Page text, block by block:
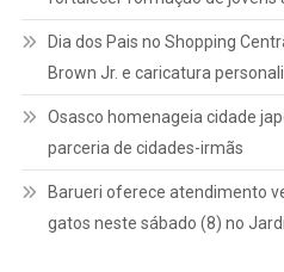
Dia dos Pais no Shopping
Brown Jr. e caricatura
Osasco homenageia cidade
parceria de cidades-irmãs
Barueri oferece atendimento
gatos neste sábado (8) no